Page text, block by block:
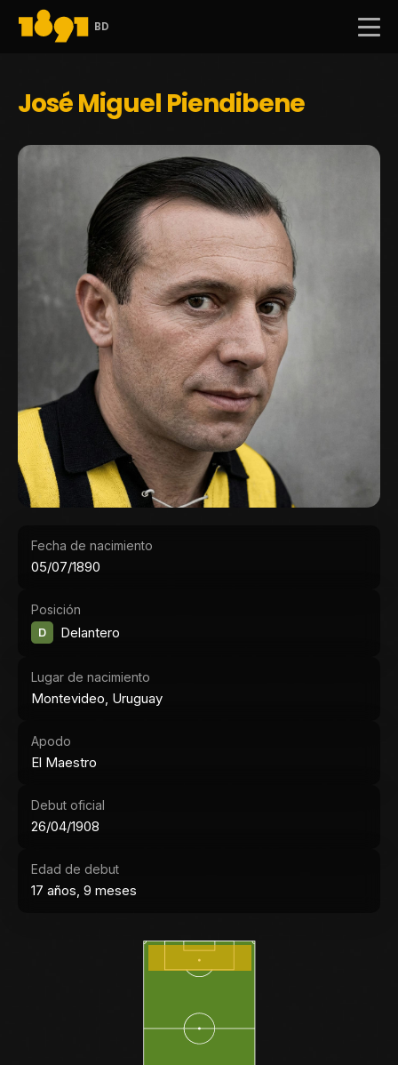
BD
José Miguel Piendibene
Fecha de nacimiento
05/07/1890
Posición
D Delantero
Lugar de nacimiento
Montevideo, Uruguay
Apodo
El Maestro
Debut oficial
26/04/1908
Edad de debut
17 años, 9 meses